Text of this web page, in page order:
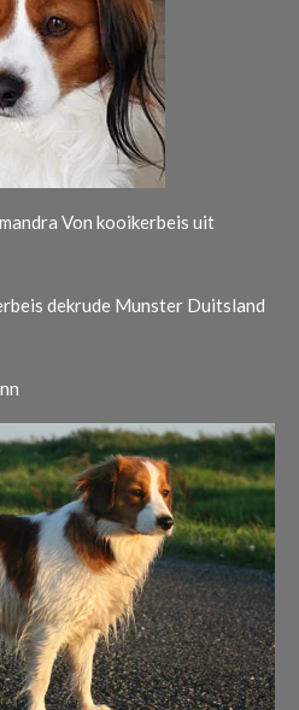
Von kooikerbeis uit
dekrude Munster Duitsland